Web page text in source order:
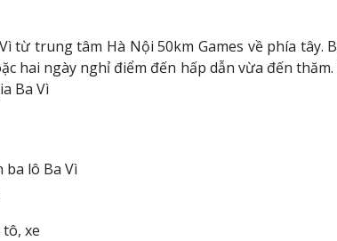
từ trung tâm Hà Nội 50km Games về phía tây.
hai ngày nghỉ điểm đến hấp dẫn vừa đến
Ba Vì
ba lô Ba Vì
tô, xe